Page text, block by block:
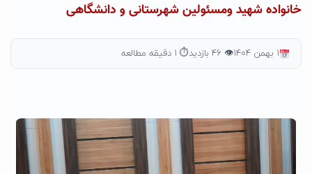
خانواده شهید ومسئولین شهرستانی و دانشگاهی
۱ بهمن ۱۴۰۴ 👁 ۴۶ بازدید ⏱ ۱ دقیقه مطالعه